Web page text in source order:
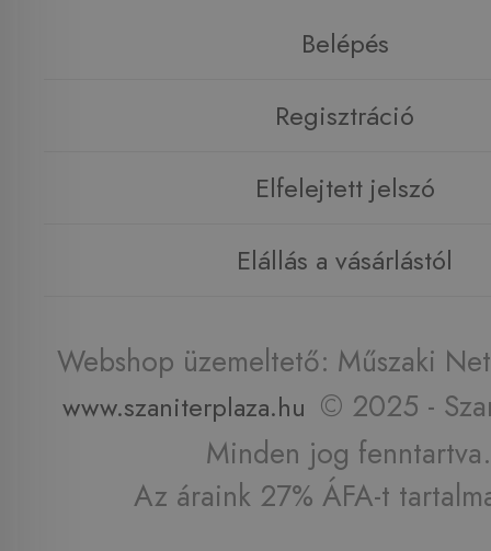
Belépés
Regisztráció
Elfelejtett jelszó
Elállás a vásárlástól
Webshop üzemeltető: Műszaki
www.szaniterplaza.hu © 2025 -
Minden jog fenntartva.
Az áraink 27% ÁFA-t